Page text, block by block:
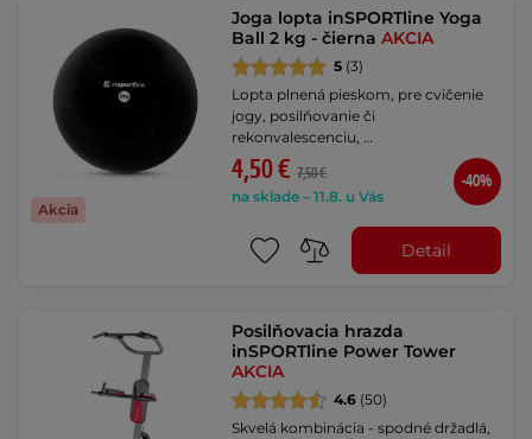
Akcia
Joga lopta inSPORTline Yoga
Ball 2 kg - čiernaAKCIA
5 (3)
Lopta plnená pieskom, pre cvičenie
jogy, posilňovanie či
rekonvalescenciu, …
4,50 € 7,50 €
na sklade – 11.8. u Vás
-40%
Detail
Posilňovacia hrazda
inSPORTline Power Tower
AKCIA
4.6 (50)
Skvelá kombinácia - spodné držadlá,